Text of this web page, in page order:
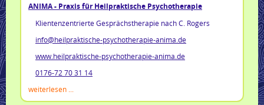
ANIMA - Praxis für Heilpraktische Psychotherapie
Klientenzentrierte Gesprächstherapie nach C. Rogers
info@heilpraktische-psychotherapie-anima.de
www.heilpraktische-psychotherapie-anima.de
0176-72 70 31 14
weiterlesen ...